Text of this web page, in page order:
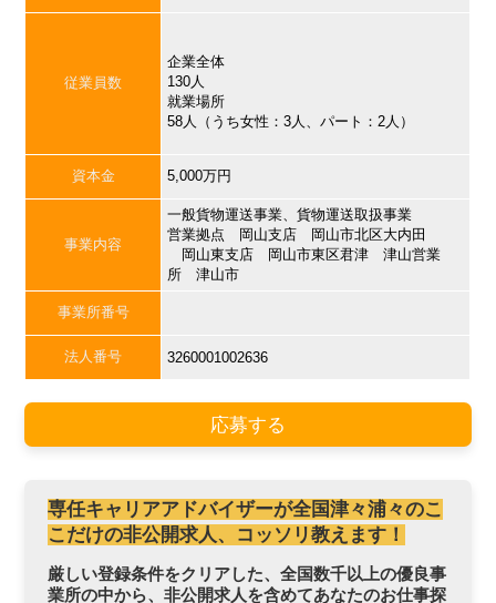
従業員数
企業全体
130人
就業場所
58人（うち女性：3人、パート：2人）
資本金 5,000万円
事業内容
一般貨物運送事業、貨物運送取扱事業
営業拠点 岡山支店 岡山市北区大内田
岡山東支店 岡山市東区君津 津山営業
所 津山市
事業所番号
法人番号 3260001002636
応募する
専任キャリアアドバイザーが全国津々浦々のこ
こだけの非公開求人、コッソリ教えます！
厳しい登録条件をクリアした、全国数千以上の優良事
業所の中から、非公開求人を含めてあなたのお仕事探